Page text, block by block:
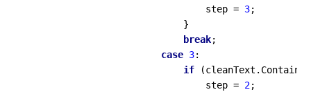
                                step =
3;
                            }
break;
case 3:
if (cleanText.Contains(
                                step =
2;